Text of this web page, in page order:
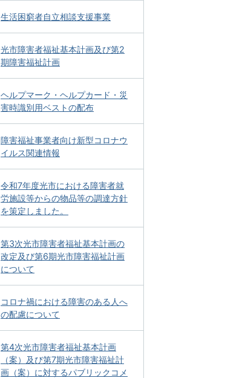
生活困窮者自立相談支援事業
光市障害者福祉基本計画及び第2
期障害福祉計画
ヘルプマーク・ヘルプカード・災
害時識別用ベストの配布
障害福祉事業者向け新型コロナウ
イルス関連情報
令和7年度光市における障害者就
労施設等からの物品等の調達方針
を策定しました。
第3次光市障害者福祉基本計画の
改定及び第6期光市障害福祉計画
について
コロナ禍における障害のある人へ
の配慮について
第4次光市障害者福祉基本計画
（案）及び第7期光市障害福祉計
画（案）に対するパブリックコメ